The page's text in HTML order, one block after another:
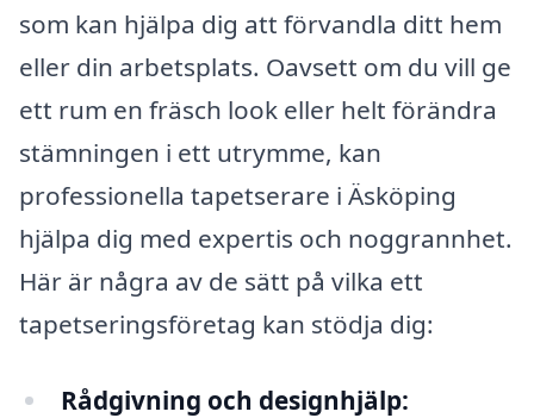
som kan hjälpa dig att förvandla ditt hem
eller din arbetsplats. Oavsett om du vill ge
ett rum en fräsch look eller helt förändra
stämningen i ett utrymme, kan
professionella tapetserare i Äsköping
hjälpa dig med expertis och noggrannhet.
Här är några av de sätt på vilka ett
tapetseringsföretag kan stödja dig:
Rådgivning och designhjälp: